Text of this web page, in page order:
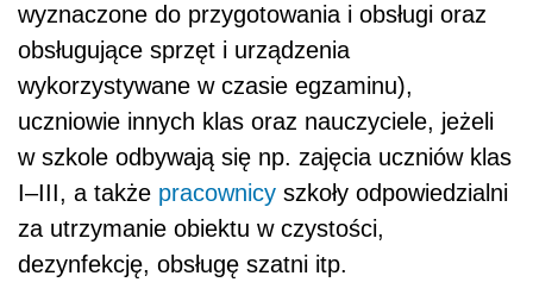
wyznaczone do przygotowania i obsługi oraz
obsługujące sprzęt i urządzenia
wykorzystywane w czasie egzaminu),
uczniowie innych klas oraz nauczyciele, jeżeli
w szkole odbywają się np. zajęcia uczniów klas
I–III, a także pracownicy szkoły odpowiedzialni
za utrzymanie obiektu w czystości,
dezynfekcję, obsługę szatni itp.